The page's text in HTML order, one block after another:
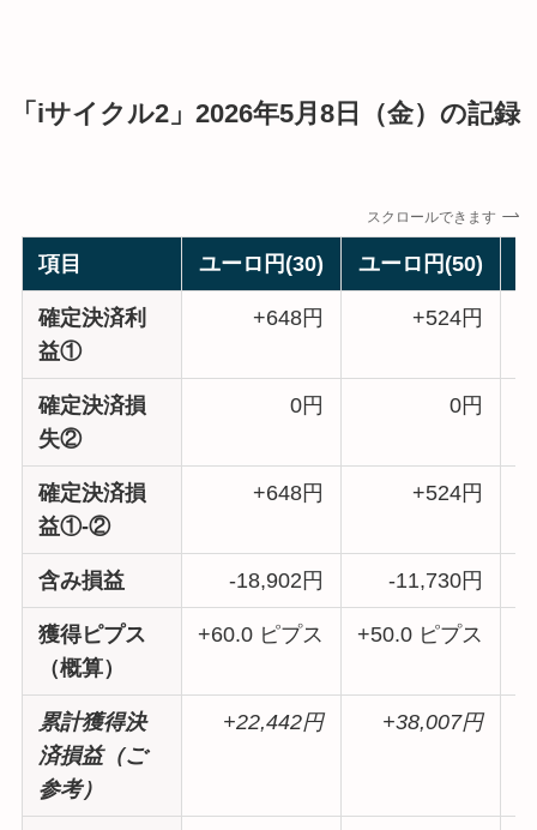
「iサイクル2」2026年5月8日（金）の記録
スクロールできます
項目 ユーロ円(30) ユーロ円(50)
確定決済利
益①
+648円 +524円
確定決済損
失②
0円 0円
確定決済損
益①-②
+648円 +524円
含み損益 -18,902円 -11,730円
獲得ピプス
（概算）
+60.0 ピプス +50.0 ピプス
累計獲得決
済損益（ご
参考）
+22,442円 +38,007円